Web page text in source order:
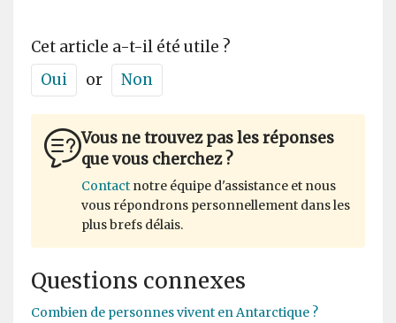
Cet article a-t-il été utile ?
Oui
or Non
Vous ne trouvez pas les réponses
que vous cherchez ?
Contact notre équipe d'assistance et nous
vous répondrons personnellement dans les
plus brefs délais.
Questions connexes
Combien de personnes vivent en Antarctique ?